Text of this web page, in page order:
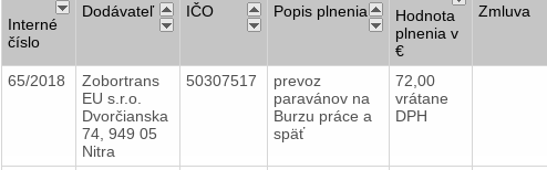
Interné
číslo
Dodávateľ IČO Popis plnenia
Hodnota
plnenia v
€
Zmluva
65/2018
Zobortrans
EU s.r.o.
Dvorčianska
74, 949 05
Nitra
50307517
prevoz
paravánov na
Burzu práce a
späť
72,00
vrátane
DPH